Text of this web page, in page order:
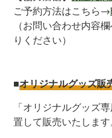
ご予約方法はこちら→
（お問い合わせ内容
りください）
■オリジナルグッズ販
「オリジナルグッズ
置して販売いたします